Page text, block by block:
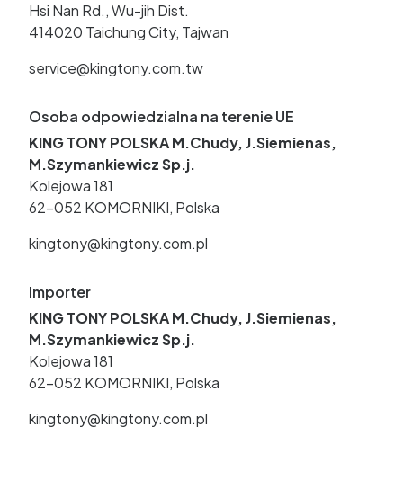
Hsi Nan Rd., Wu-jih Dist.
414020 Taichung City, Tajwan
service@kingtony.com.tw
Osoba odpowiedzialna na terenie UE
KING TONY POLSKA M.Chudy, J.Siemienas,
M.Szymankiewicz Sp.j.
Kolejowa 181
62-052 KOMORNIKI, Polska
kingtony@kingtony.com.pl
Importer
KING TONY POLSKA M.Chudy, J.Siemienas,
M.Szymankiewicz Sp.j.
Kolejowa 181
62-052 KOMORNIKI, Polska
kingtony@kingtony.com.pl